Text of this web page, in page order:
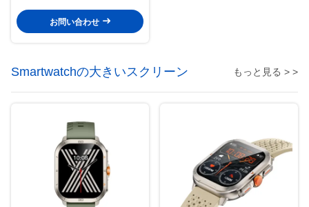
お問い合わせ
Smartwatchの大きいスクリーン もっと見る > >